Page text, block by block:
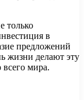
только
в
предложений
жизни делают эту
всего мира.